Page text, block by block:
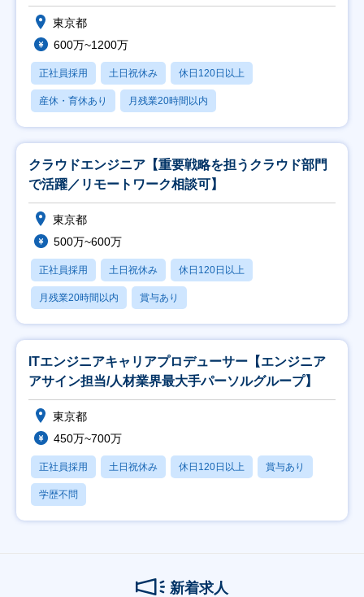
東京都
600万~1200万
正社員採用 土日祝休み 休日120日以上
産休・育休あり 月残業20時間以内
クラウドエンジニア【重要戦略を担うクラウド部門
で活躍／リモートワーク相談可】
東京都
500万~600万
正社員採用 土日祝休み 休日120日以上
月残業20時間以内 賞与あり
ITエンジニアキャリアプロデューサー【エンジニア
アサイン担当/人材業界最大手パーソルグループ】
東京都
450万~700万
正社員採用 土日祝休み 休日120日以上 賞与あり
学歴不問
新着求人